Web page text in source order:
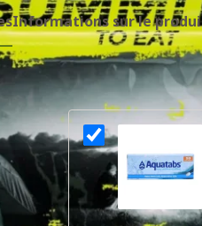
Informations sur le